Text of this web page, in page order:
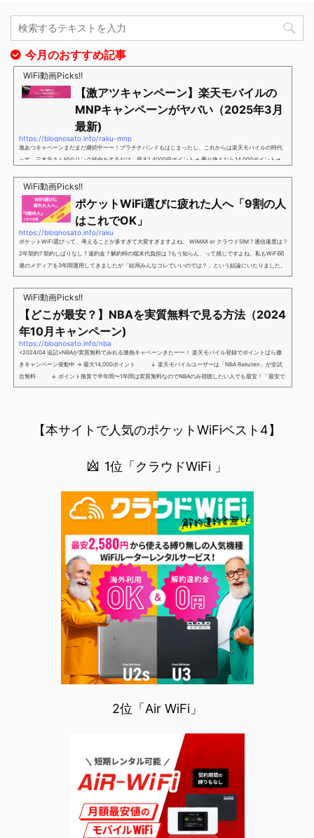
今月のおすすめ記事
WiFi動画Picks!!
【激アツキャンペーン】楽天モバイルの
MNPキャンペーンがヤバい（2025年3月
最新)
https://blognosato.info/raku-mnp
激あつキャペーンまだまだ継続中ーー！プラチナバンドもはじまったし、これからは楽天モバイルの時代
っす。三木谷さん紹介リンク経由をするだけ。最大1,4000円ポイント→ 乗り換えなら14,000ポイント→
谷さんキャンペーン／2回線目以降でもOK再契約でもでもOK背水の陣の楽天モバイル。ついに「最後の賭
け」とも思えるポイントばら撒きキャンペーンを発動してきました。■キャンペーン概要三木谷社長の特
別招待ページから楽天モバイ...
WiFi動画Picks!!
ポケットWiFi選びに疲れた人へ「9割の人
はこれでOK」
https://blognosato.info/raku
ポケットWiFi選びって、考えることが多すぎて大変すぎますよね。 WiMAX or クラウドSIM ? 通信速度は ?
2年契約? 契約しばりなし ? 違約金 ? 解約時の端末代負担は ?もう知らん、って感じですよね。私もWiFi関
連のメディアを3年間運用してきましたが「結局みんなコレでいいのでは？」という結論にいたりました。
ということで、「ポケットWiFi選びに疲れた」「結局どれがいいのか分からない」と言う人向けに【最終
解】を用意しました。ポケットWiFiのヘビーユーザー視点で「90％の人はこれだけでいいやん」というも
のなので、「多...
WiFi動画Picks!!
【どこが最安？】NBAを実質無料で見る方法（2024
年10月キャンペーン)
https://blognosato.info/nba
<2024/04 追記>NBAが実質無料でみれる激熱キャペーンきたーー！ 楽天モバイル登録でポイントばら撒
きキャンペーン発動中 → 最大14,000ポイント ↓ 楽天モバイルユーザーは「NBA Rakuten」が全試
合無料 ↓ ポイント換算で半年間〜1年間は実質無料なのでNBAのみ視聴したい人でも最安！「最安で
NBAを見る方法」が「楽天モバイルを契約すること」というもはや意味不明な状況...楽天モバイルでNBAを
【本サイトで人気のポケットWiFiベスト4】
1位「クラウドWiFi 」
2位「Air WiFi」